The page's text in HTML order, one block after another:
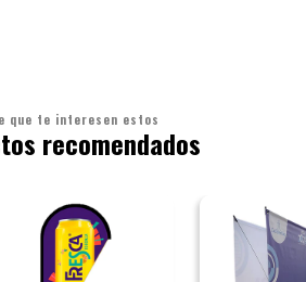
que te interesen estos
recomendados